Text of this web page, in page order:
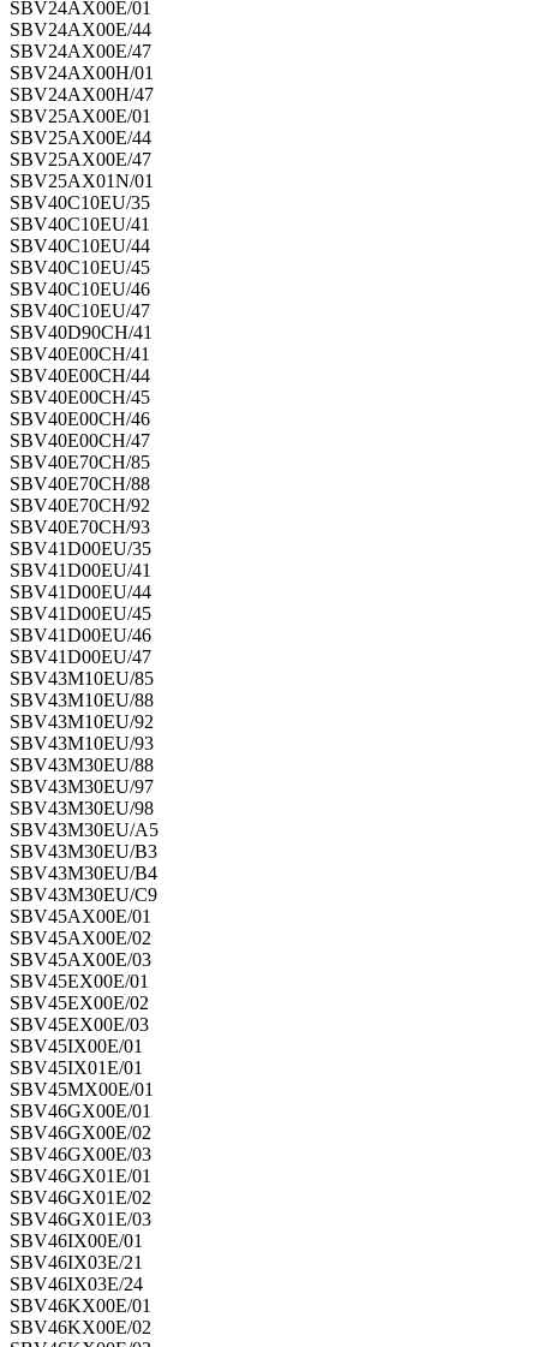
SBV24AX00E/01
SBV24AX00E/44
SBV24AX00E/47
SBV24AX00H/01
SBV24AX00H/47
SBV25AX00E/01
SBV25AX00E/44
SBV25AX00E/47
SBV25AX01N/01
SBV40C10EU/35
SBV40C10EU/41
SBV40C10EU/44
SBV40C10EU/45
SBV40C10EU/46
SBV40C10EU/47
SBV40D90CH/41
SBV40E00CH/41
SBV40E00CH/44
SBV40E00CH/45
SBV40E00CH/46
SBV40E00CH/47
SBV40E70CH/85
SBV40E70CH/88
SBV40E70CH/92
SBV40E70CH/93
SBV41D00EU/35
SBV41D00EU/41
SBV41D00EU/44
SBV41D00EU/45
SBV41D00EU/46
SBV41D00EU/47
SBV43M10EU/85
SBV43M10EU/88
SBV43M10EU/92
SBV43M10EU/93
SBV43M30EU/88
SBV43M30EU/97
SBV43M30EU/98
SBV43M30EU/A5
SBV43M30EU/B3
SBV43M30EU/B4
SBV43M30EU/C9
SBV45AX00E/01
SBV45AX00E/02
SBV45AX00E/03
SBV45EX00E/01
SBV45EX00E/02
SBV45EX00E/03
SBV45IX00E/01
SBV45IX01E/01
SBV45MX00E/01
SBV46GX00E/01
SBV46GX00E/02
SBV46GX00E/03
SBV46GX01E/01
SBV46GX01E/02
SBV46GX01E/03
SBV46IX00E/01
SBV46IX03E/21
SBV46IX03E/24
SBV46KX00E/01
SBV46KX00E/02